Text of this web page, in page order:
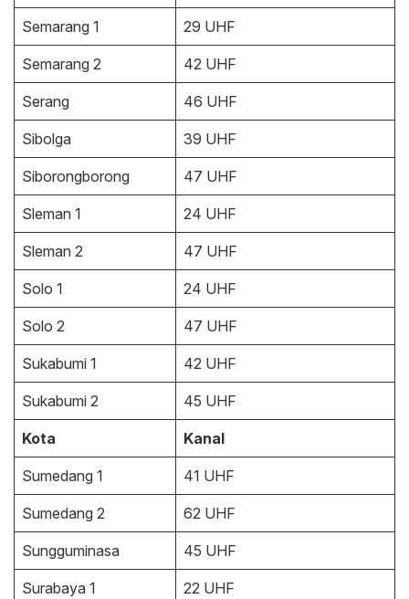
Semarang 1 29 UHF
Semarang 2 42 UHF
Serang 46 UHF
Sibolga 39 UHF
Siborongborong 47 UHF
Sleman 1 24 UHF
Sleman 2 47 UHF
Solo 1 24 UHF
Solo 2 47 UHF
Sukabumi 1 42 UHF
Sukabumi 2 45 UHF
Kota Kanal
Sumedang 1 41 UHF
Sumedang 2 62 UHF
Sungguminasa 45 UHF
Surabaya 1 22 UHF